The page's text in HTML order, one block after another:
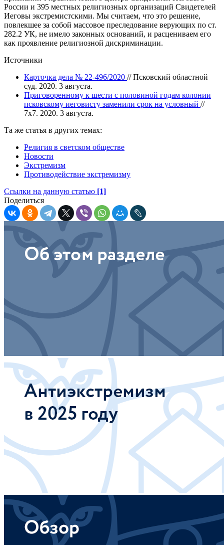
России и 395 местных религиозных организаций Свидетелей
Иеговы экстремистскими. Мы считаем, что это решение,
повлекшее за собой массовое преследование верующих по ст.
282.2 УК, не имело законных оснований, и расцениваем его
как проявление религиозной дискриминации.
Источники
Карточка дела № 22-496/2020 // Псковский областной
суд. 2020. 3 августа.
Приговоренному к шести с половиной годам колонии
псковскому иеговисту заменили срок на условный //
7х7. 2020. 3 августа.
Та же статья в других темах:
Религия в светском обществе
Новости
Экстремизм
Противодействие экстремизму
Ссылки на данную статью [1]
Поделиться